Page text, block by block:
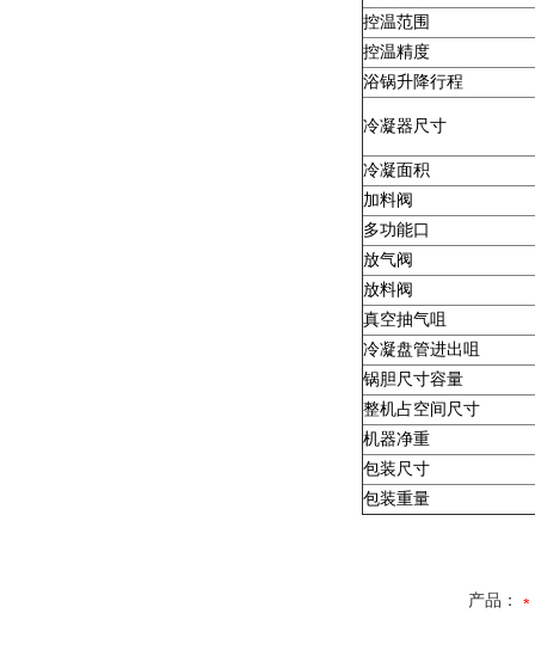
控温范围
控温精度
浴锅升降行程
冷凝器尺寸
冷凝面积
加料阀
多功能口
放气阀
放料阀
真空抽气咀
冷凝盘管进出咀
锅胆尺寸容量
整机占空间尺寸
机器净重
包装尺寸
包装重量
产品：